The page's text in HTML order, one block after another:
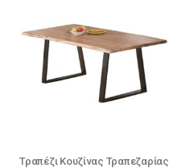
Τραπέζι Κουζίνας Τραπεζαρίας